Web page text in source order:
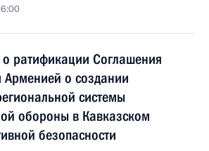
ратификации Соглашения
Арменией о создании
системы
обороны в Кавказском
безопасности